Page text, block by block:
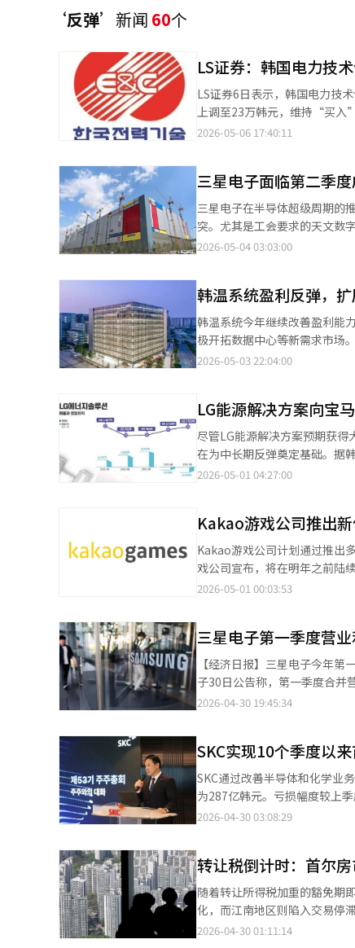
‘反弹’ 新闻 60个
LS证券：韩国电力技
LS证券6日表示，韩国电力技
上调至23万韩元，维持“买入
1201亿韩元，分别同比增长
恢复，出现显著反弹。然而，
市场环境友好，长期增长潜力
为，尽管短期内可能会因缺乏
工智能（AI）系统翻译与编辑。
2026-05-06 17:40:11
三星电子面临第二季
三星电子在半导体超级周期的
突。尤其是工会要求的天文数
第二季度的业绩预期为销售额
高为350万亿韩元，如果工会
从第二季度开始对业绩产生负
的劳资谈判，奖金准备金尚
奖金准备金按季度分摊，如果
下，第二至第四季度的天文固
成至少10万亿韩元的损失。由
心，这不仅仅是简单的成本
大规模设备投资以抢占高带宽
系教授李钟焕表示：“在代工
人遗憾。”他还指出：“这可
2026-05-04 03:03:00
韩温系统盈利反弹，
韩温系统今年继续改善盈利能
极开拓数据中心等新需求市场
销售额增长5%至2.7482万亿
至29%。尽管电动车需求增速
绩。欧洲继续投资电动化以应
温系统正从硬件为主的热管理
的行业，数据中心冷却系统成
重要性日益凸显。基于车辆热
持之间的平衡将成为关键因素
管理解决方案企业，并通过
编辑。
2026-05-03 22:04:00
LG能源解决方案向宝
尽管LG能源解决方案预期获得
在为中长期反弹奠定基础。据
10万亿韩元的电动车用圆柱形
业绩表现不佳。第一季度合并
为9440亿韩元，原因是美国电
响了业绩。公司正在美国田纳
业务推动业绩反弹。ESS收入
中心和电力基础设施需求的增
2026-05-01 04:27:00
Kakao游戏公司推出
Kakao游戏公司计划通过推出
戏公司宣布，将在明年之前陆
增强中长期竞争力。今年第三
主机游戏阵容也将加强。XL
观。《时空奥德赛》是一款
展也在进行中。第二季度将发
帝拯救伯明翰》是一款中世纪
的收集型RPG，旨在吸引全球
预计通过5月的大规模扩展包
营现有服务。通过全球市场
2026-05-01 00:03:53
三星电子第一季度营
【经济日报】三星电子今年
子30日公告称，第一季度合并
万亿韩元，增长69.2%，净利
81.7万亿韩元的销售额和53.7
主要原因。系统LSI因旗舰手
未来有望反弹。设备体验（
增加了销售额，但成本压力限
税影响，业绩改善有限。三星
和音频市场淡季影响，业绩有
投资扩大，内存需求增加，价
不过，下半年不确定性依然较
门间的经营环境将有所不同。
营。※ 本报道经人工智能（AI
2026-04-30 19:45:34
SKC实现10个季度以
SKC通过改善半导体和化学业
为287亿韩元。亏损幅度较上
盈利。去年11月上任的SKC社
中东战争带来的反射利益和高
Nexilis的结构调整也助力了业
任后，清理了一次性费用，并
系准备工作正在顺利进行。公
大科技公司讨论新项目，计划
2026-04-30 03:08:29
转让税倒计时：首尔
随着转让所得税加重的豁免期
化，而江南地区则陷入交易停
第三周的80080套减少了
2026-04-30 01:11:14